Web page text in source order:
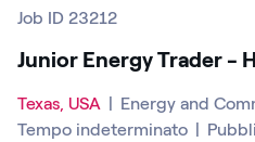
Job ID 23212
Junior Energy Trader -
Texas, USA Energy and
Tempo indeterminato